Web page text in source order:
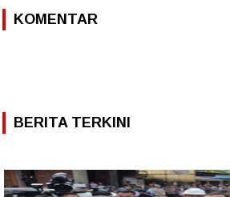
KOMENTAR
BERITA TERKINI